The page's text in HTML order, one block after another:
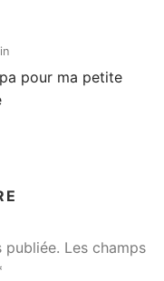
pour ma petite
publiée. Les champs